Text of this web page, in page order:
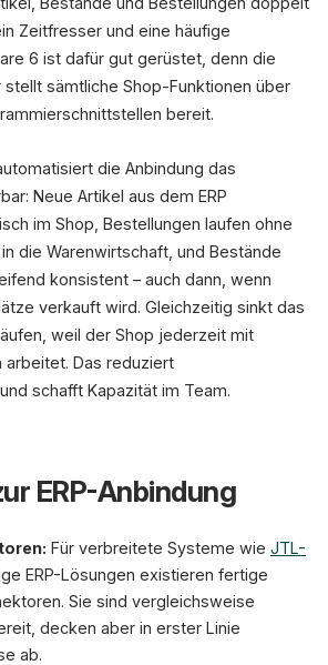
Zeitfresser und eine häufige
6 ist dafür gut gerüstet, denn die
stellt sämtliche Shop-Funktionen über
bereit.
die Anbindung das
Neue Artikel aus dem ERP
im Shop, Bestellungen laufen ohne
die Warenwirtschaft, und Bestände
konsistent – auch dann, wenn
verkauft wird. Gleichzeitig sinkt das
weil der Shop jederzeit mit
arbeitet. Das reduziert
schafft Kapazität im Team.
ERP-Anbindung
Für verbreitete Systeme wie JTL-
ERP-Lösungen existieren fertige
Sie sind vergleichsweise
decken aber in erster Linie
ab.